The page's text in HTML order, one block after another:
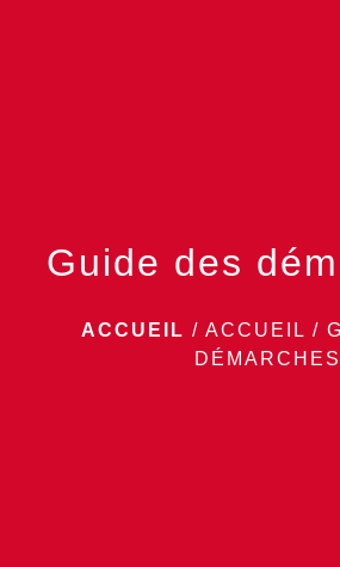
Guide des
ACCUEIL / ACCUEIL /
DÉMARCHES